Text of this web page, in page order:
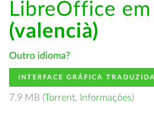
LibreOffice em
(valencià)
Outro idioma?
INTERFACE GRÁFICA TRADUZIDA
7.9 MB (Torrent, Informações)